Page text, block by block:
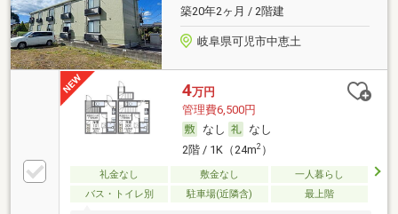
築20年2ヶ月 / 2階建
岐阜県可児市中恵土
4万円
管理費6,500円
なし
なし
2階 / 1K（24m2）
礼金なし 敷金なし
一人暮らし
バス・トイレ別
駐車場(近隣含) 最上階